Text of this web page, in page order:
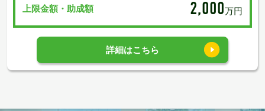
上限金額・助成額 2,000万円
詳細はこちら